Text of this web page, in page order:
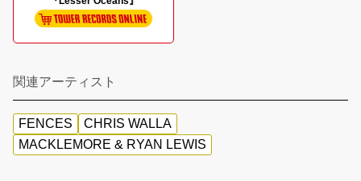
関連アーティスト
FENCES
CHRIS WALLA
MACKLEMORE & RYAN LEWIS